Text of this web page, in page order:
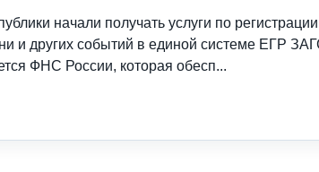
начали получать услуги по
и других событий в единой системе ЕГР
ФНС России, которая обесп...